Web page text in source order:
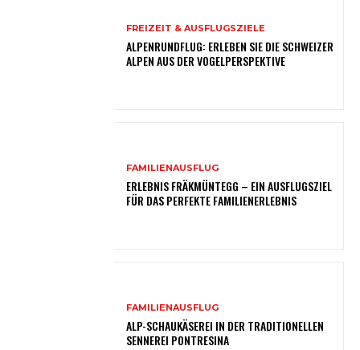
FREIZEIT & AUSFLUGSZIELE
ALPENRUNDFLUG: ERLEBEN SIE DIE SCHWEIZER
ALPEN AUS DER VOGELPERSPEKTIVE
FAMILIENAUSFLUG
ERLEBNIS FRÄKMÜNTEGG – EIN AUSFLUGSZIEL
FÜR DAS PERFEKTE FAMILIENERLEBNIS
FAMILIENAUSFLUG
ALP-SCHAUKÄSEREI IN DER TRADITIONELLEN
SENNEREI PONTRESINA